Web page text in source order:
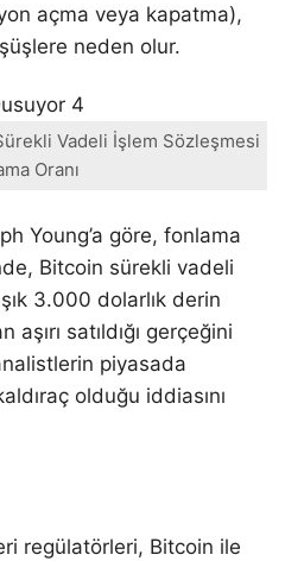
açma veya kapatma),
neden olur.
Vadeli İşlem Sözleşmesi
Oranı
Young’a göre, fonlama
Bitcoin sürekli vadeli
3.000 dolarlık derin
satıldığı gerçeğini
piyasada
olduğu iddiasını
regülatörleri, Bitcoin ile